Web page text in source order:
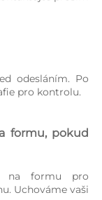
odesláním. Po
pro kontrolu.
formu, pokud
na formu pro
Uchováme vaši